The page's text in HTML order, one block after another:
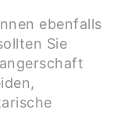
ebenfalls
Sie